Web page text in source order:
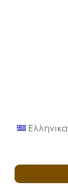
Μητρόπολη
Σποράδων, με
Στερεάς
Λιμένων Ν.
⚓️Η επίσημη
Ελληνικα